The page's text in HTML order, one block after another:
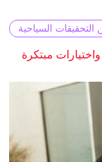
التحقيقات السياحية
مبتكرة